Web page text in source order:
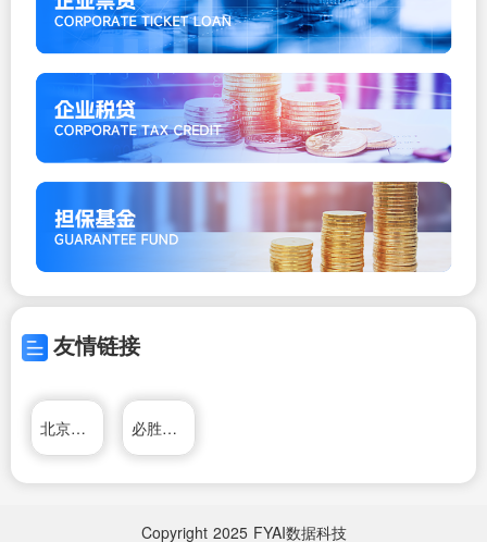
友情链接
北京外企德科人力资源服务上海有限公司 必胜客网上订餐官网
Copyright 2025 FYAI数据科技